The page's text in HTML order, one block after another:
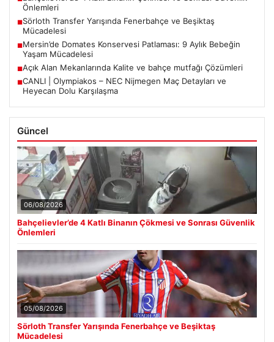
Önlemleri
■Sörloth Transfer Yarışında Fenerbahçe ve Beşiktaş
Mücadelesi
■Mersin’de Domates Konservesi Patlaması: 9 Aylık Bebeğin
Yaşam Mücadelesi
■Açık Alan Mekanlarında Kalite ve bahçe mutfağı Çözümleri
■CANLI | Olympiakos – NEC Nijmegen Maç Detayları ve
Heyecan Dolu Karşılaşma
Güncel
06/08/2026
Bahçelievler’de 4 Katlı Binanın Çökmesi ve Sonrası Güvenlik
Önlemleri
05/08/2026
Sörloth Transfer Yarışında Fenerbahçe ve Beşiktaş
Mücadelesi